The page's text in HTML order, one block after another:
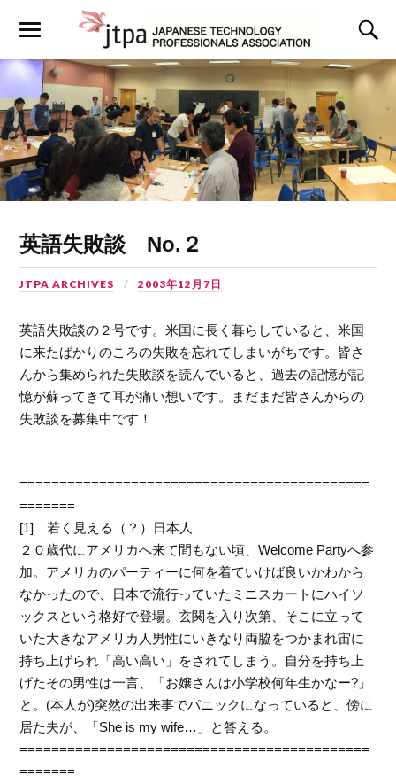
英語失敗談 No.２
JTPA ARCHIVES 2003年12月7日
英語失敗談の２号です。米国に長く暮らしていると、米国
に来たばかりのころの失敗を忘れてしまいがちです。皆さ
んから集められた失敗談を読んでいると、過去の記憶が記
憶が蘇ってきて耳が痛い想いです。まだまだ皆さんからの
失敗談を募集中です！
============================================
=======
[1] 若く見える（？）日本人
２０歳代にアメリカへ来て間もない頃、Welcome Partyへ参
加。アメリカのパーティーに何を着ていけば良いかわから
なかったので、日本で流行っていたミニスカートにハイソ
ックスという格好で登場。玄関を入り次第、そこに立って
いた大きなアメリカ人男性にいきなり両脇をつかまれ宙に
持ち上げられ「高い高い」をされてしまう。自分を持ち上
げたその男性は一言、「お嬢さんは小学校何年生かなー?」
と。(本人が)突然の出来事でパニックになっていると、傍に
居た夫が、「She is my wife…」と答える。
============================================
=======